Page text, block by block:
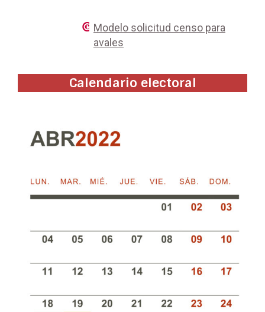
Modelo solicitud censo para
avales
Calendario electoral